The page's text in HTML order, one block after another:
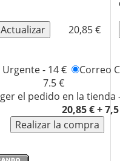
20,85 €
- 14 €
Correo
7.5 €
el pedido en la tienda
20,85 € +